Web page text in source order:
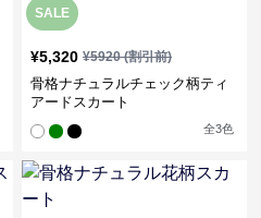
SALE
¥5,320 ¥5920(割引前)
骨格ナチュラルチェック柄ティ
アードスカート
全3色